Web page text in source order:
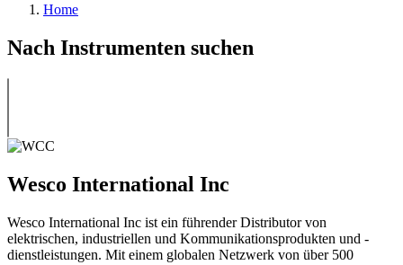
Home
Nach Instrumenten suchen
Wesco International Inc
Wesco International Inc ist ein führender Distributor von
elektrischen, industriellen und Kommunikationsprodukten und -
dienstleistungen. Mit einem globalen Netzwerk von über 500